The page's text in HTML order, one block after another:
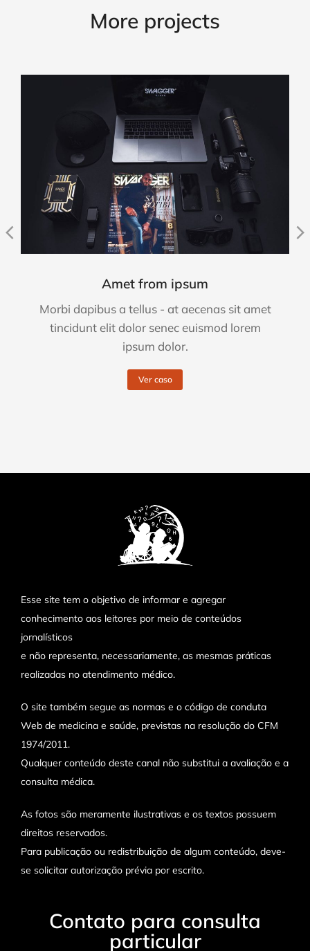
More projects
Amet from ipsum
Morbi dapibus a tellus - at aecenas sit amet
tincidunt elit dolor senec euismod lorem
ipsum dolor.
Ver caso
Esse site tem o objetivo de informar e agregar
conhecimento aos leitores por meio de conteúdos
jornalísticos
e não representa, necessariamente, as mesmas práticas
realizadas no atendimento médico.
O site também segue as normas e o código de conduta
Web de medicina e saúde, previstas na resolução do CFM
1974/2011.
Qualquer conteúdo deste canal não substitui a avaliação e a
consulta médica.
As fotos são meramente ilustrativas e os textos possuem
direitos reservados.
Para publicação ou redistribuição de algum conteúdo, deve-
se solicitar autorização prévia por escrito.
Contato para consulta
particular